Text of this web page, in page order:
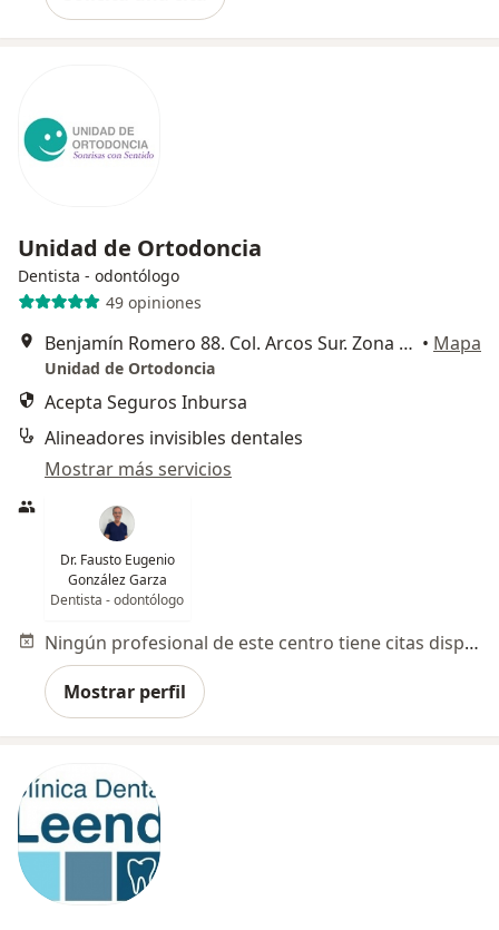
Unidad de Ortodoncia
Dentista - odontólogo
49 opiniones
Benjamín Romero 88. Col. Arcos Sur. Zona Minerva., Guadalajara • Mapa
Unidad de Ortodoncia
Acepta Seguros Inbursa
Alineadores invisibles dentales
Mostrar más servicios
Dr. Fausto Eugenio
González Garza
Dentista - odontólogo
Ningún profesional de este centro tiene citas disponibles
Mostrar perfil